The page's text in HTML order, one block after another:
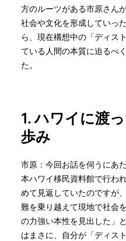
方のルーツがある市原さん
社会や文化を形成していっ
ら、現在構想中の「ディス
ている人間の本質に迫るべ
た。
1. ハワイに渡
歩み
市原：今回お話を伺うにあ
本ハワイ移民資料館で行わ
めて見返していたのですが
難を乗り越えて現地で社会
の力強い本性を見出した」
はまさに、自分が「ディス